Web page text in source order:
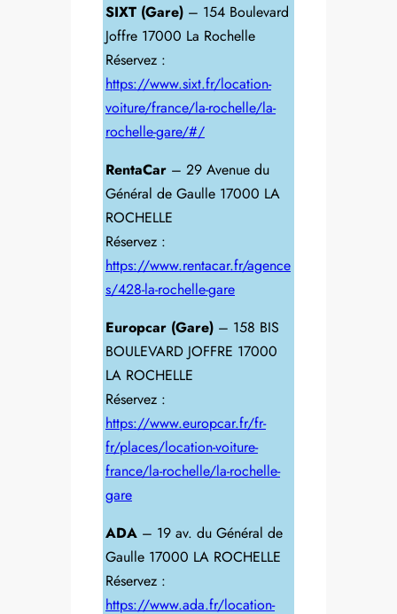
SIXT (Gare) – 154 Boulevard
Joffre 17000 La Rochelle
Réservez :
https://www.sixt.fr/location-
voiture/france/la-rochelle/la-
rochelle-gare/#/
RentaCar – 29 Avenue du
Général de Gaulle 17000 LA
ROCHELLE
Réservez :
https://www.rentacar.fr/agence
s/428-la-rochelle-gare
Europcar (Gare) – 158 BIS
BOULEVARD JOFFRE 17000
LA ROCHELLE
Réservez :
https://www.europcar.fr/fr-
fr/places/location-voiture-
france/la-rochelle/la-rochelle-
gare
ADA – 19 av. du Général de
Gaulle 17000 LA ROCHELLE
Réservez :
https://www.ada.fr/location-